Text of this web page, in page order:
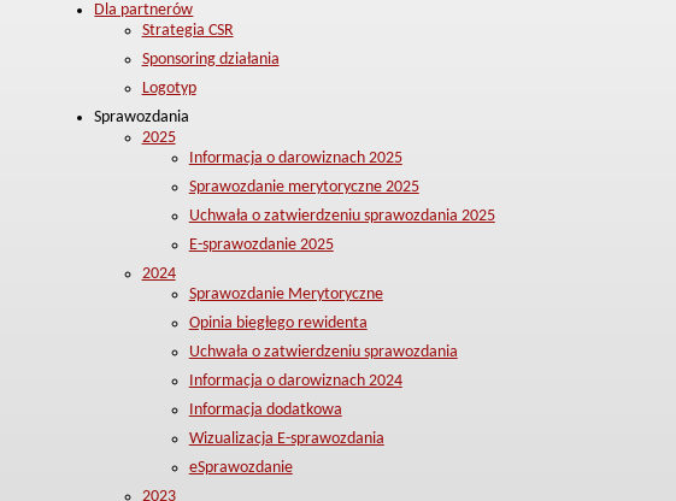
Dla partnerów
Strategia CSR
Sponsoring działania
Logotyp
Sprawozdania
2025
Informacja o darowiznach 2025
Sprawozdanie merytoryczne 2025
Uchwała o zatwierdzeniu sprawozdania 2025
E-sprawozdanie 2025
2024
Sprawozdanie Merytoryczne
Opinia biegłego rewidenta
Uchwała o zatwierdzeniu sprawozdania
Informacja o darowiznach 2024
Informacja dodatkowa
Wizualizacja E-sprawozdania
eSprawozdanie
2023